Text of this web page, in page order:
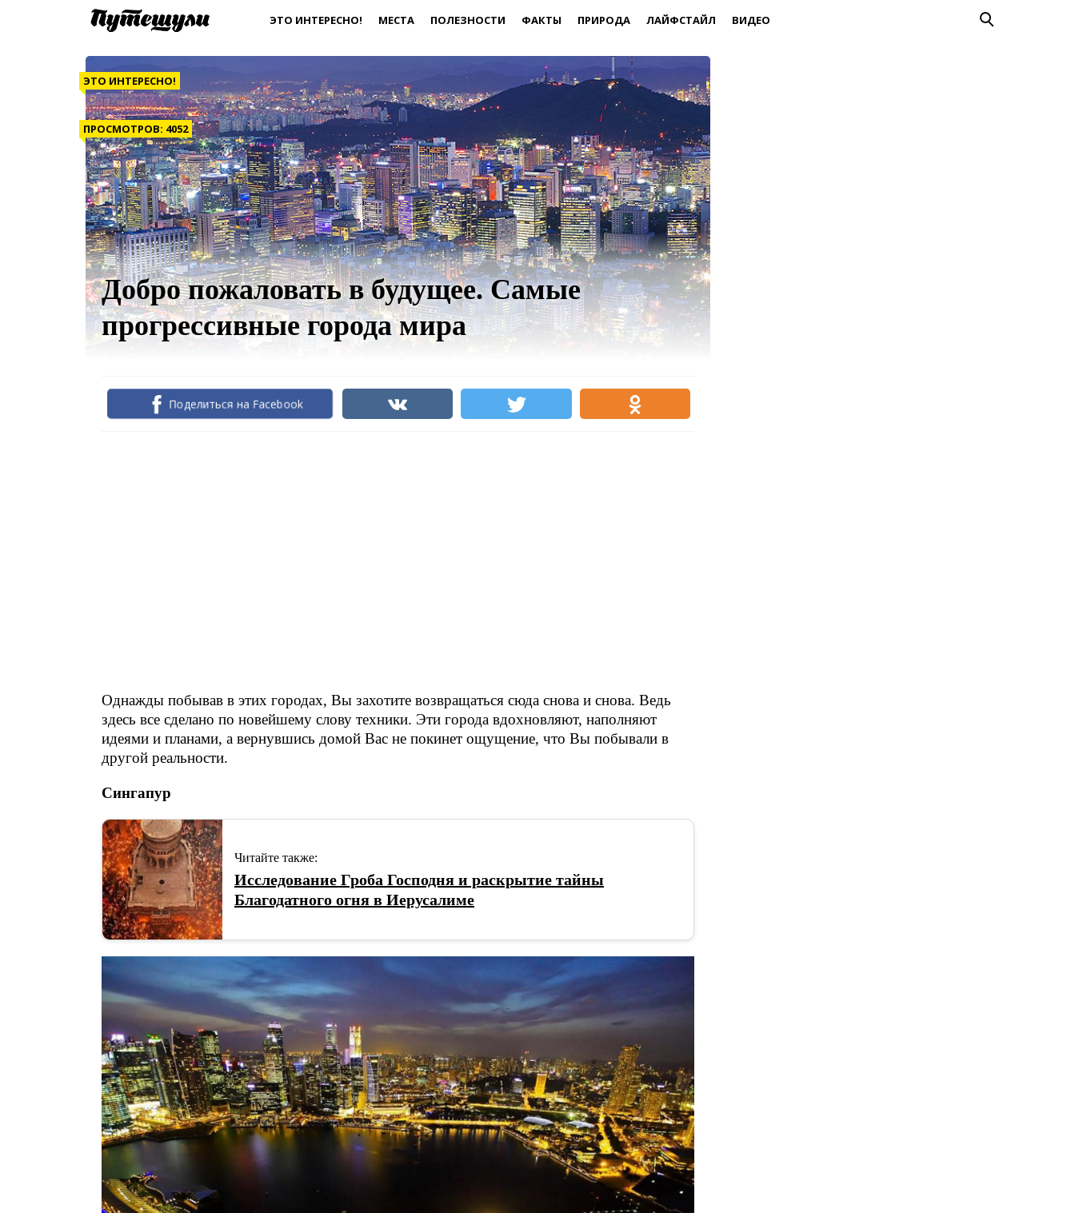
ЭТО ИНТЕРЕСНО! МЕСТА ПОЛЕЗНОСТИ ФАКТЫ ПРИРОДА ЛАЙФСТАЙЛ ВИДЕО
ЭТО ИНТЕРЕСНО!
ПРОСМОТРОВ: 4052
Добро пожаловать в будущее. Самые
прогрессивные города мира
Поделиться на Facebook
Однажды побывав в этих городах, Вы захотите возвращаться сюда снова и снова. Ведь
здесь все сделано по новейшему слову техники. Эти города вдохновляют, наполняют
идеями и планами, а вернувшись домой Вас не покинет ощущение, что Вы побывали в
другой реальности.
Сингапур
Читайте также:
Исследование Гроба Господня и раскрытие тайны
Благодатного огня в Иерусалиме